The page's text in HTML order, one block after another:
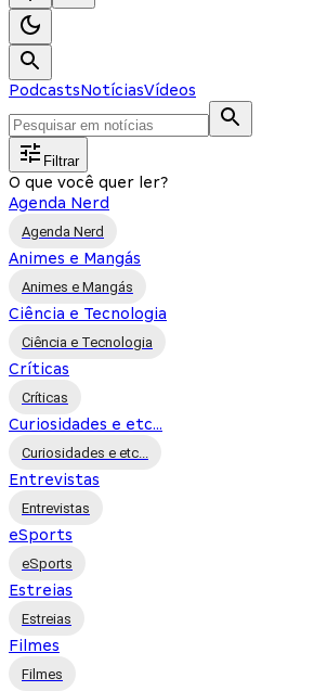
PodcastsNotíciasVídeos
Filtrar
O que você quer ler?
Agenda Nerd
Agenda Nerd
Animes e Mangás
Animes e Mangás
Ciência e Tecnologia
Ciência e Tecnologia
Críticas
Críticas
Curiosidades e etc...
Curiosidades e etc...
Entrevistas
Entrevistas
eSports
eSports
Estreias
Estreias
Filmes
Filmes